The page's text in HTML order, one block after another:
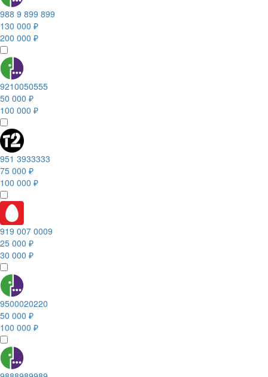
988 9 899 899
130 000 ₽
200 000 ₽
9210050555
50 000 ₽
100 000 ₽
951 3933333
75 000 ₽
100 000 ₽
919 007 0009
25 000 ₽
30 000 ₽
9500020220
50 000 ₽
100 000 ₽